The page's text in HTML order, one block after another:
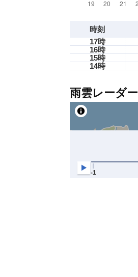
時刻
17時
16時
15時
14時
雨雲レーダー